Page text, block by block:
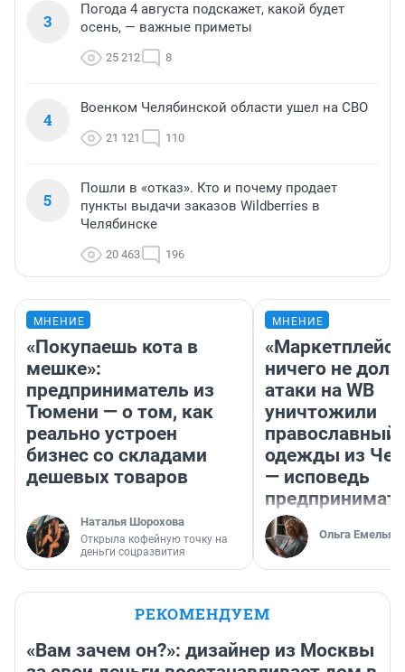
3
Погода 4 августа подскажет, какой будет
осень, — важные приметы
25 212 8
4
Военком Челябинской области ушел на СВО
21 121 110
5
Пошли в «отказ». Кто и почему продает
пункты выдачи заказов Wildberries в
Челябинске
20 463 196
МНЕНИЕ
«Покупаешь кота в
мешке»:
предприниматель из
Тюмени — о том, как
реально устроен
бизнес со складами
дешевых товаров
Наталья Шорохова
Открыла кофейную точку на
деньги соцразвития
МНЕНИЕ
«Маркетплейс
ничего не
атаки на WB
уничтожили
православный
одежды из
— исповедь
Ольга
РЕКОМЕНДУЕМ
«Вам зачем он?»: дизайнер из Москвы